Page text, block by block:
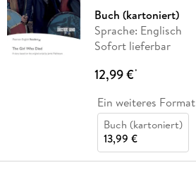
Buch (kartoniert)
Sprache: Englisch
Sofort lieferbar
12,99 €*
Ein weiteres Format
Buch (kartoniert)
13,99 €